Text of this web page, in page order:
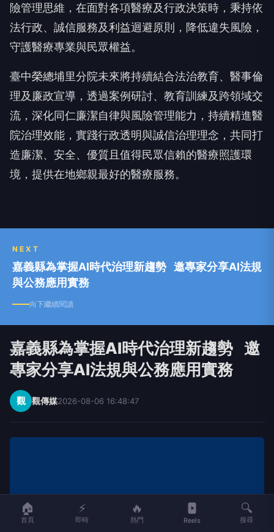
險管理思維，在面對各項醫療及行政決策時，秉持依
法行政、誠信服務及利益迴避原則，降低違失風險，
守護醫療專業與民眾權益。
臺中榮總埔里分院未來將持續結合法治教育、醫事倫
理及廉政宣導，透過案例研討、教育訓練及跨領域交
流，深化同仁廉潔自律與風險管理能力，持續精進醫
院治理效能，實踐行政透明與誠信治理理念，共同打
造廉潔、安全、優質且值得民眾信賴的醫療照護環
境，提供在地鄉親最好的醫療服務。
NEXT
嘉義縣為掌握AI時代治理新趨勢 邀專家分享AI法規
與公務應用實務
向下繼續閱讀
嘉義縣為掌握AI時代治理新趨勢 邀
專家分享AI法規與公務應用實務
觀 觀傳媒2026-08-06 16:48:47
🏠
首頁
⚡
即時
🔥
熱門 Reels
🔍
搜尋